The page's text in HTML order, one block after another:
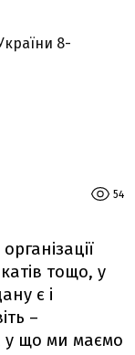
8-
54
тощо, у
є і
–
у що ми маємо